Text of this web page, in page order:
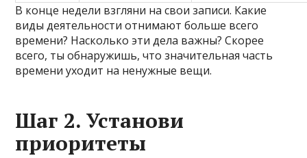
В конце недели взгляни на свои записи. Какие
виды деятельности отнимают больше всего
времени? Насколько эти дела важны? Скорее
всего, ты обнаружишь, что значительная часть
времени уходит на ненужные вещи.
Шаг 2. Установи
приоритеты